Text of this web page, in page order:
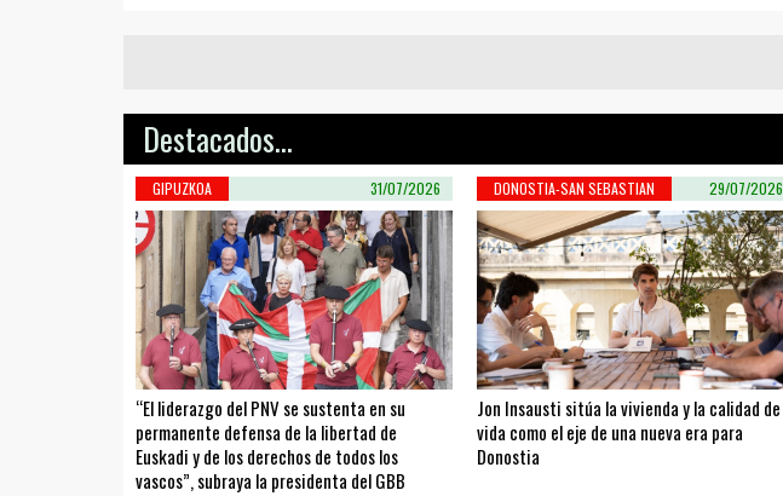
Destacados...
GIPUZKOA 31/07/2026
“El liderazgo del PNV se sustenta en su
permanente defensa de la libertad de
Euskadi y de los derechos de todos los
vascos”, subraya la presidenta del GBB
DONOSTIA-SAN SEBASTIAN 29/07/2026
Jon Insausti sitúa la vivienda y la calidad de
vida como el eje de una nueva era para
Donostia